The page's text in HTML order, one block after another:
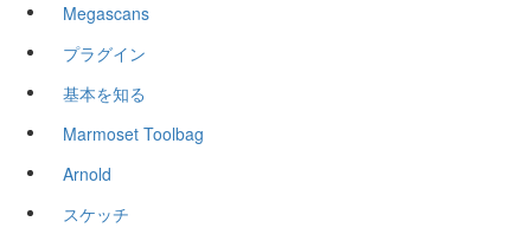
Megascans
プラグイン
基本を知る
Marmoset Toolbag
Arnold
スケッチ